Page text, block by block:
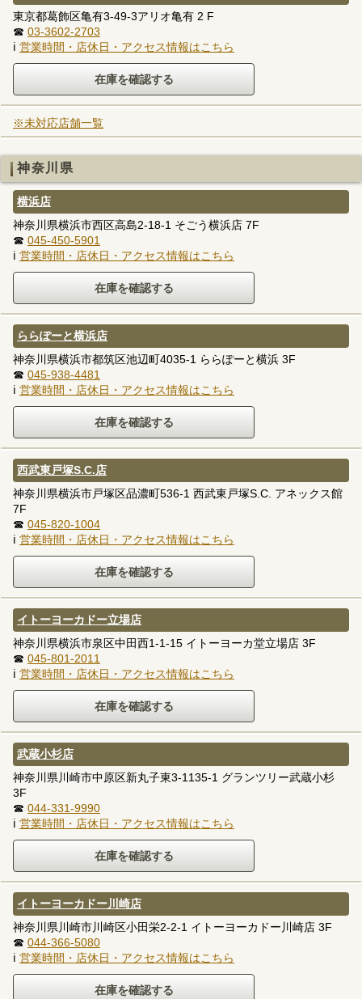
東京都葛飾区亀有3-49-3アリオ亀有 2 F
☎ 03-3602-2703
ℹ 営業時間・店休日・アクセス情報はこちら
※未対応店舗一覧
神奈川県
横浜店
神奈川県横浜市西区高島2-18-1 そごう横浜店 7F
☎ 045-450-5901
ℹ 営業時間・店休日・アクセス情報はこちら
ららぽーと横浜店
神奈川県横浜市都筑区池辺町4035-1 ららぽーと横浜 3F
☎ 045-938-4481
ℹ 営業時間・店休日・アクセス情報はこちら
西武東戸塚S.C.店
神奈川県横浜市戸塚区品濃町536-1 西武東戸塚S.C. アネックス館
7F
☎ 045-820-1004
ℹ 営業時間・店休日・アクセス情報はこちら
イトーヨーカドー立場店
神奈川県横浜市泉区中田西1-1-15 イトーヨーカ堂立場店 3F
☎ 045-801-2011
ℹ 営業時間・店休日・アクセス情報はこちら
武蔵小杉店
神奈川県川崎市中原区新丸子東3-1135-1 グランツリー武蔵小杉
3F
☎ 044-331-9990
ℹ 営業時間・店休日・アクセス情報はこちら
イトーヨーカドー川崎店
神奈川県川崎市川崎区小田栄2-2-1 イトーヨーカドー川崎店 3F
☎ 044-366-5080
ℹ 営業時間・店休日・アクセス情報はこちら